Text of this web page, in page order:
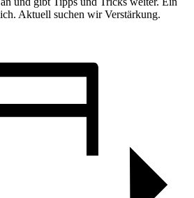
Aktuell suchen wir Verstärkung.